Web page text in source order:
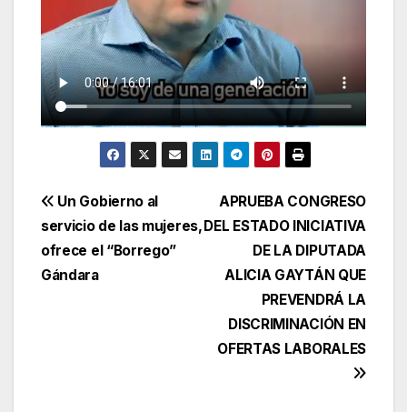
Navegación
de
entradas
APRUEBA CONGRESO
DEL ESTADO INICIATIVA
DE LA DIPUTADA
ALICIA GAYTÁN QUE
PREVENDRÁ LA
DISCRIMINACIÓN EN
OFERTAS LABORALES
Un Gobierno al
servicio de las mujeres,
ofrece el “Borrego”
Gándara